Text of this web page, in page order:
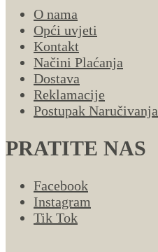
O nama
Opći uvjeti
Kontakt
Načini Plaćanja
Dostava
Reklamacije
Postupak Naručivanja
PRATITE NAS
Facebook
Instagram
Tik Tok